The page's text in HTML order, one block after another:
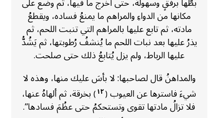
مكانها من الدواءِ والمراهم ما يمنعُ فساده، ويقطعُ
مادته، ثم تابع عليها بالمراهم التي تنبت اللحم، ثم
يذرُ عليها بعد نبات اللحم ما يُنشفُ رُطوبتها، ثم يَشُدُّ
عليها الرباط، ولم يزل يُتابعُ ذلك حتى صلحت.
والمداهنُ قال لصاحبها: لا بأسَ عليك منها، وهذه لا
شيءَ فاسترها عن العيوب(١٢)بخرقة، ثم ألهاهُ عنها،
فلا تزالُ مادتها تقوى وتستحكمُ حتى عظُمَ فسادها”.